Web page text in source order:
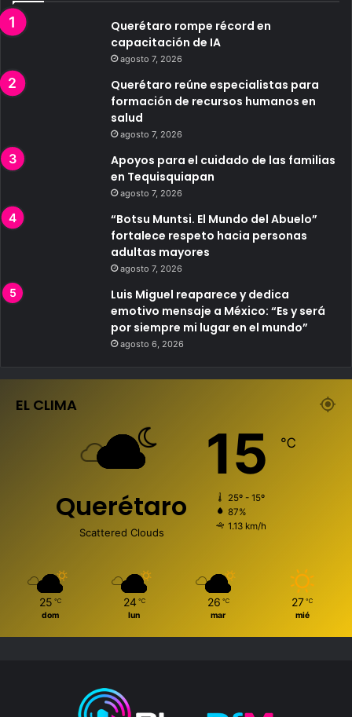
Querétaro rompe récord en
capacitación de IA
agosto 7, 2026
Querétaro reúne especialistas para
formación de recursos humanos en
salud
agosto 7, 2026
Apoyos para el cuidado de las familias
en Tequisquiapan
agosto 7, 2026
“Botsu Muntsi. El Mundo del Abuelo”
fortalece respeto hacia personas
adultas mayores
agosto 7, 2026
Luis Miguel reaparece y dedica
emotivo mensaje a México: “Es y será
por siempre mi lugar en el mundo”
agosto 6, 2026
EL CLIMA
Querétaro
Scattered Clouds
15 ℃
25º - 15º
87%
1.13 km/h
25 ℃
dom
24 ℃
lun
26 ℃
mar
27 ℃
mié